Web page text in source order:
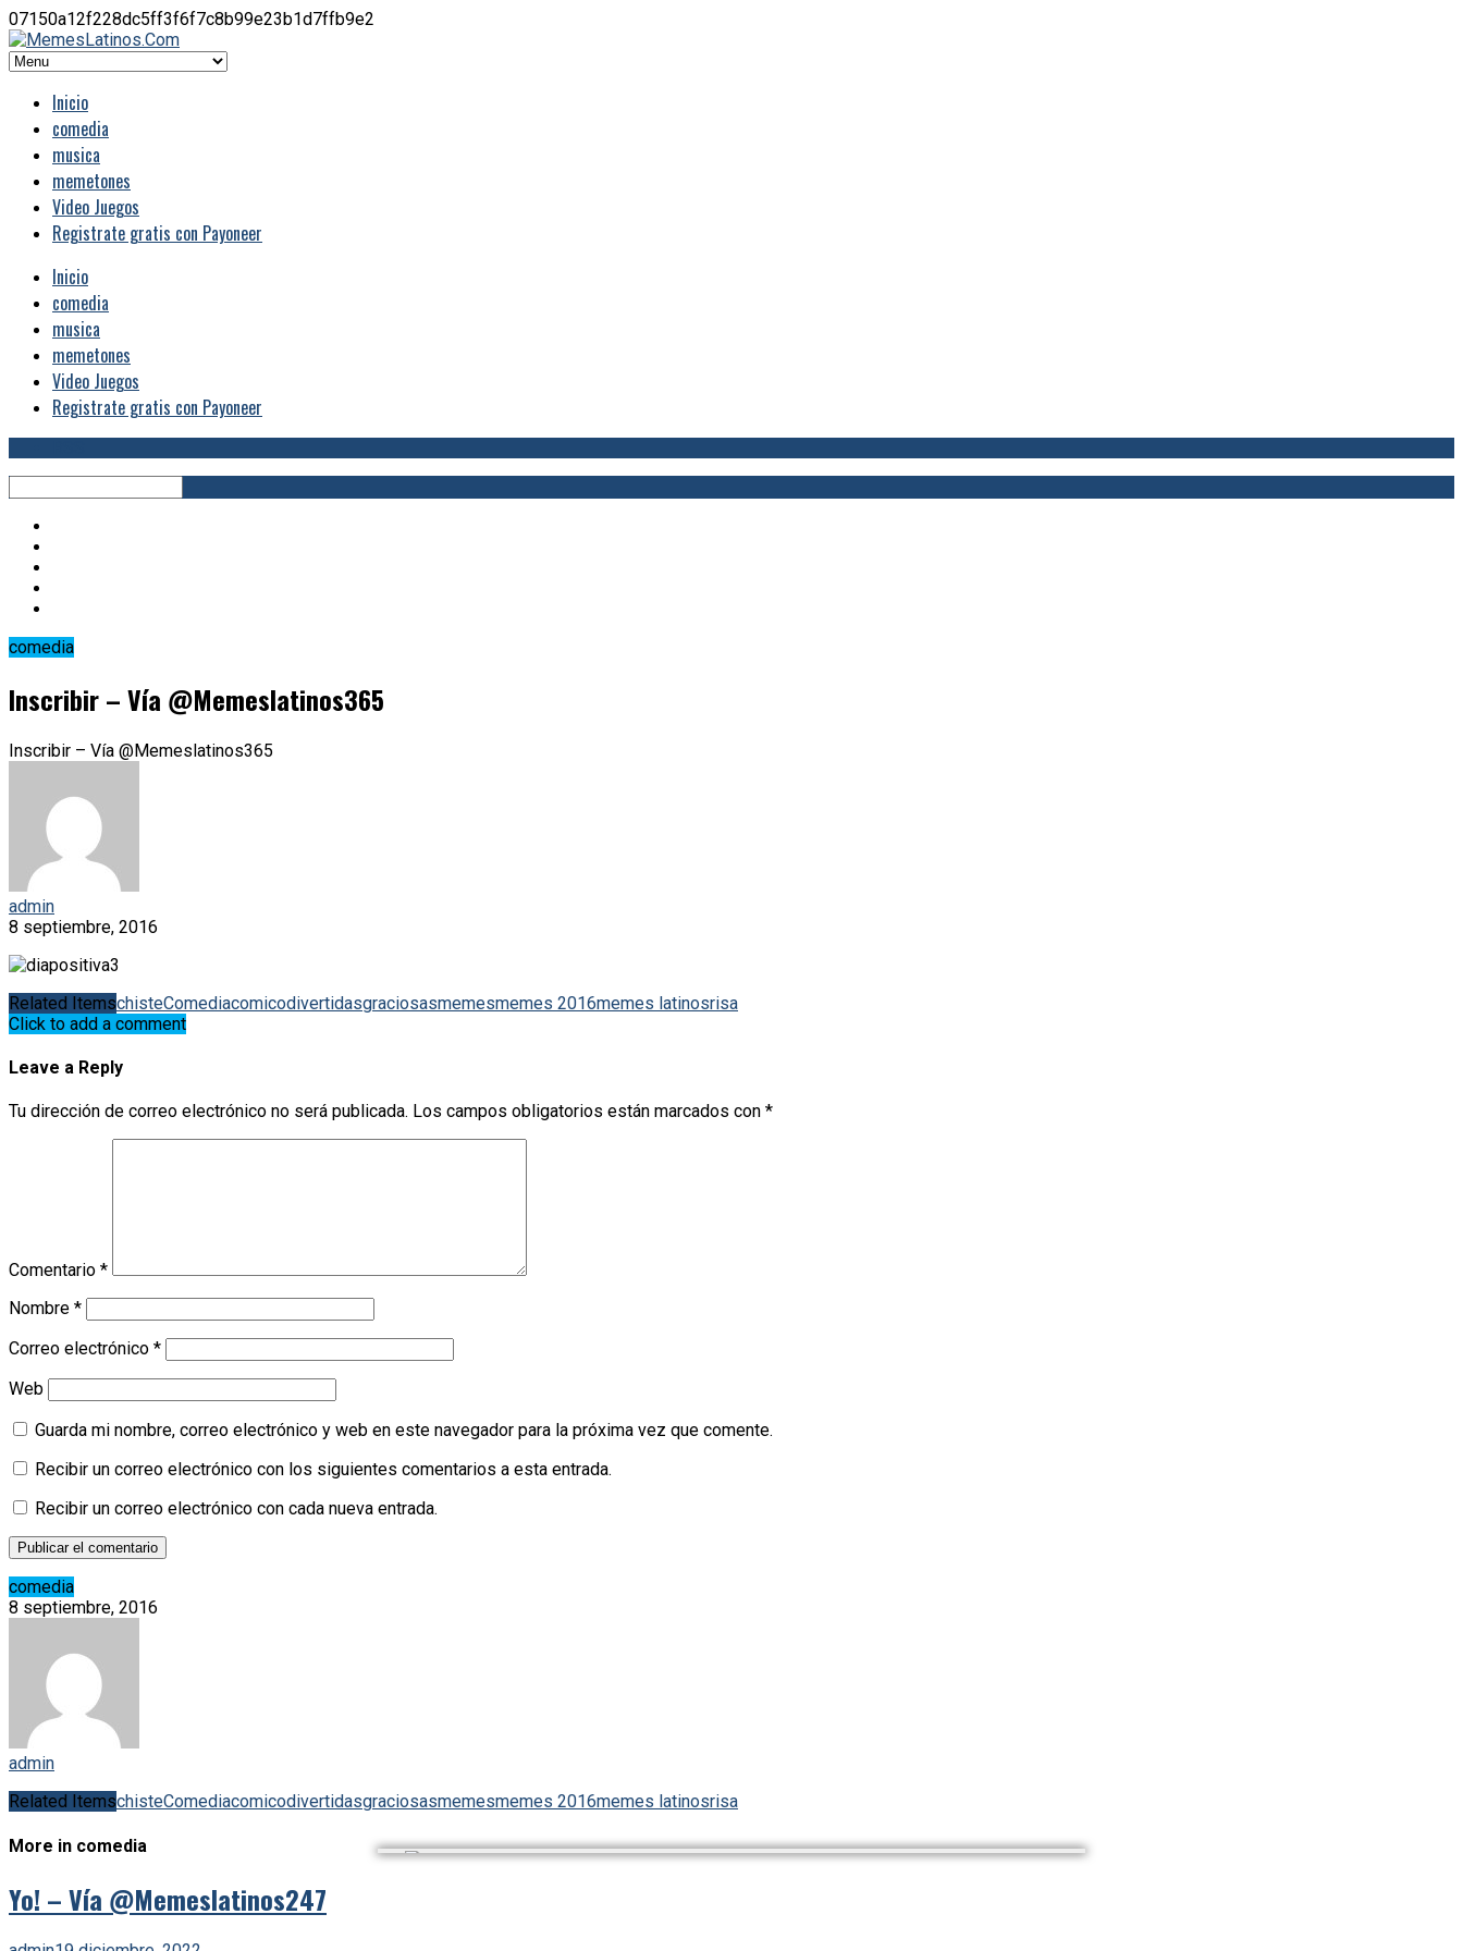
07150a12f228dc5ff3f6f7c8b99e23b1d7ffb9e2
Inicio
comedia
musica
memetones
Video Juegos
Registrate gratis con Payoneer
Inicio
comedia
musica
memetones
Video Juegos
Registrate gratis con Payoneer
comedia
Inscribir – Vía @Memeslatinos365
Inscribir – Vía @Memeslatinos365
admin
8 septiembre, 2016
Related ItemschisteComediacomicodivertidasgraciosasmemesmemes 2016memes latinosrisa
Click to add a comment
Leave a Reply
Tu dirección de correo electrónico no será publicada. Los campos obligatorios están marcados con *
Comentario *
Nombre *
Correo electrónico *
Web
Guarda mi nombre, correo electrónico y web en este navegador para la próxima vez que comente.
Recibir un correo electrónico con los siguientes comentarios a esta entrada.
Recibir un correo electrónico con cada nueva entrada.
comedia
8 septiembre, 2016
admin
Related ItemschisteComediacomicodivertidasgraciosasmemesmemes 2016memes latinosrisa
More in comedia
Yo! – Vía @Memeslatinos247